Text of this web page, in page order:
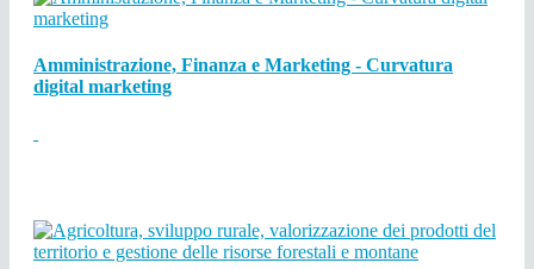
Amministrazione, Finanza e Marketing - Curvatura
digital marketing